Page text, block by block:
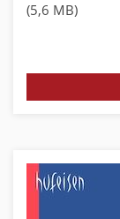
(5,6 MB)